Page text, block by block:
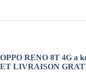
OPPO RENO 8T 4G a
ET LIVRAISON